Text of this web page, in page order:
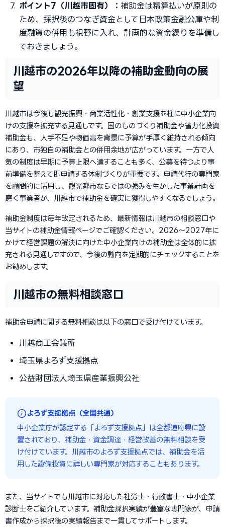
ポイント7（川越市固有）： 補助金は精算払いが原則の
ため、採択後のつなぎ資金として日本政策金融公庫や制
度融資の併用も視野に入れ、計画的な資金繰りを準備し
ておきましょう。
川越市の2026年以降の補助金動向の展
望
川越市は今後も観光振興・商業活性化・創業支援を柱に中小企業向
けの支援を拡充する見通しです。国のものづくり補助金や省力化投資
補助金も、人手不足や物価高を背景に予算が手厚く維持される傾向
にあり、市独自の補助金との併用余地が広がっています。一方で人
気の制度は早期に予算上限へ達することも多く、公募を待つより事
前準備を整えて即申請する体制づくりが重要です。申請代行の専門家
を顧問的に活用し、観光都市ならではの強みを生かした事業計画を
磨く事業者が、川越市で補助金を確実に獲得しやすくなるでしょう。
補助金制度は毎年改定されるため、最新情報は川越市の相談窓口や
当サイトの補助金情報ページでご確認ください。2026〜2027年に
かけて経営課題の解決に向けた中小企業向けの補助金は全体的に拡
充される見通しですので、今後の動向を定期的にチェックすることを
お勧めします。
川越市の無料相談窓口
補助金申請に関する無料相談は以下の窓口で受け付けています。
川越商工会議所
埼玉県よろず支援拠点
公益財団法人埼玉県産業振興公社
よろず支援拠点（全国共通）
中小企業庁が認定する「よろず支援拠点」は全都道府県に設
置されており、補助金・資金調達・経営改善の無料相談を受
け付けています。川越市のよろず支援拠点では、補助金を活
用した設備投資に詳しい専門家が対応することもあります。
また、当サイトでも川越市に対応した社労士・行政書士・中小企業
診断士をご紹介しています。補助金採択実績が豊富な専門家が、申請
書作成から採択後の実績報告まで一貫してサポートします。